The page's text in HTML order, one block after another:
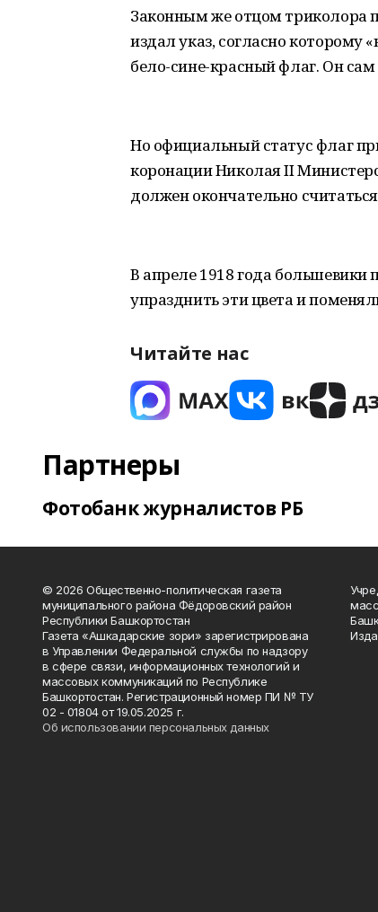
Законным же отцом триколора
издал указ, согласно которому
бело-сине-красный флаг. Он
Но официальный статус флаг
коронации Николая II
должен окончательно
В апреле 1918 года
упразднить эти цвета и
Читайте нас
Партнеры
Фотобанк журналистов РБ
© 2026 Общественно-политическая газета
муниципального района Фёдоровский район
Республики Башкортостан
Газета «Ашкадарские зори» зарегистрирована
в Управлении Федеральной службы по надзору
в сфере связи, информационных технологий и
массовых коммуникаций по Республике
Башкортостан. Регистрационный номер ПИ № ТУ
02 - 01804 от 19.05.2025 г.
Об использовании персональных данных